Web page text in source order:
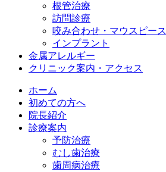
根管治療
訪問診療
咬み合わせ・マウスピース
インプラント
金属アレルギー
クリニック案内・アクセス
ホーム
初めての方へ
院長紹介
診療案内
予防治療
むし歯治療
歯周病治療